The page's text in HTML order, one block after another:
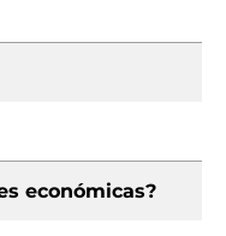
económicas?